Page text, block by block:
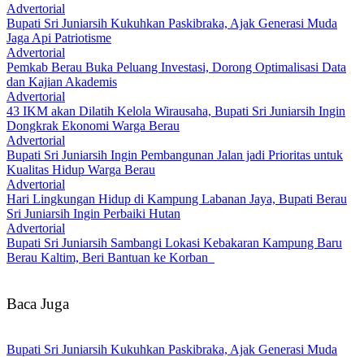
Advertorial
Bupati Sri Juniarsih Kukuhkan Paskibraka, Ajak Generasi Muda
Jaga Api Patriotisme
Advertorial
Pemkab Berau Buka Peluang Investasi, Dorong Optimalisasi Data
dan Kajian Akademis
Advertorial
43 IKM akan Dilatih Kelola Wirausaha, Bupati Sri Juniarsih Ingin
Dongkrak Ekonomi Warga Berau
Advertorial
Bupati Sri Juniarsih Ingin Pembangunan Jalan jadi Prioritas untuk
Kualitas Hidup Warga Berau
Advertorial
Hari Lingkungan Hidup di Kampung Labanan Jaya, Bupati Berau
Sri Juniarsih Ingin Perbaiki Hutan
Advertorial
Bupati Sri Juniarsih Sambangi Lokasi Kebakaran Kampung Baru
Berau Kaltim, Beri Bantuan ke Korban
Baca Juga
Bupati Sri Juniarsih Kukuhkan Paskibraka, Ajak Generasi Muda